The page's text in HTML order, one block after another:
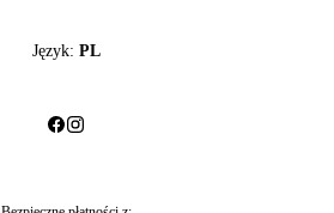
Język: PL